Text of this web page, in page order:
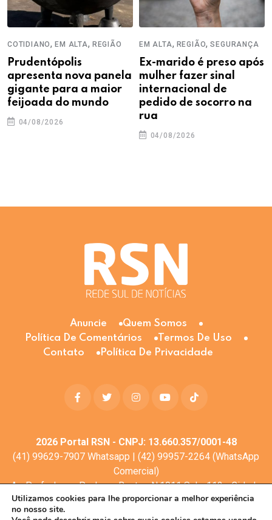
COTIDIANO,EM ALTA, REGIÃO
Prudentópolis
apresenta nova panela
gigante para a maior
feijoada do mundo
04/08/2026
EM ALTA, REGIÃO,SEGURANÇA
Ex-marido é preso após
mulher fazer sinal
internacional de
pedido de socorro na
rua
04/08/2026
Anuncie
Quem Somos
Política De Comentários
Termos De Uso
Contato
Política De Privacidade
2026Portal RSN - CNPJ: 13.660.357/0001-48
(41) 99629-7907 Whatsapp | (42) 99957-2264 (WhatsApp
Comercial)
Av. Profa. Laura Pacheco Bastos N:1011 Sala: 112 - Cidade
dos Lagos, Guarapuava - PR, 85053-525
© Todos os direitos reservados
Utilizamos cookies para lhe proporcionar a melhor experiência
no nosso site.